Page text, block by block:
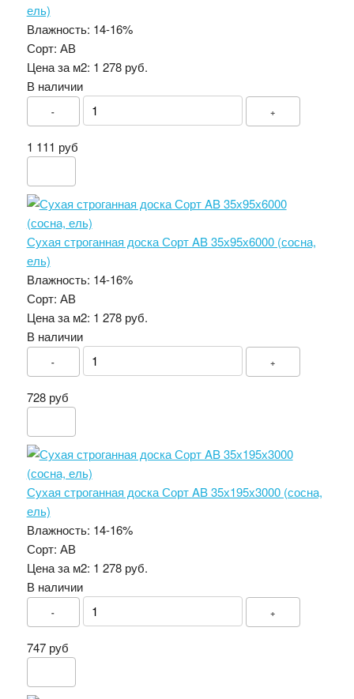
ель)
Влажность: 14-16%
Сорт: АВ
Цена за м2: 1 278 руб.
В наличии
- +
1 111 руб
Сухая строганная доска Сорт AB 35х95х6000 (сосна,
ель)
Влажность: 14-16%
Сорт: АВ
Цена за м2: 1 278 руб.
В наличии
- +
728 руб
Сухая строганная доска Сорт AB 35х195х3000 (сосна,
ель)
Влажность: 14-16%
Сорт: АВ
Цена за м2: 1 278 руб.
В наличии
- +
747 руб